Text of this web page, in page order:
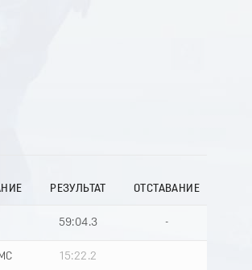
8
РЕЗУЛЬТАТ ОТСТАВАНИЕ
59:04.3 -
15:22.2